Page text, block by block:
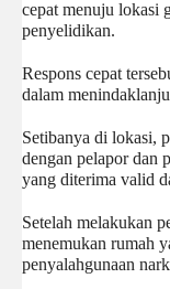
cepat menuju lokasi
penyelidikan.
Respons cepat
dalam
Setibanya di lokasi,
dengan pelapor dan
yang diterima valid
Setelah melakukan
menemukan rumah
penyalahgunaan